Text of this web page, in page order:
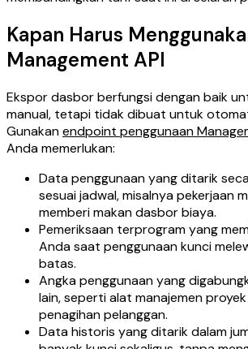
Kapan Harus
Management API
Ekspor dasbor berfungsi dengan baik
manual, tetapi tidak dibuat untuk
Gunakanendpoint penggunaan
Anda memerlukan:
Data penggunaan yang ditarik
sesuai jadwal, misalnya pekerjaan
memberi makan dasbor biaya.
Pemeriksaan terprogram yang
Anda saat penggunaan kunci
batas.
Angka penggunaan yang
lain, seperti alat manajemen
penagihan pelanggan.
Data historis yang ditarik dalam